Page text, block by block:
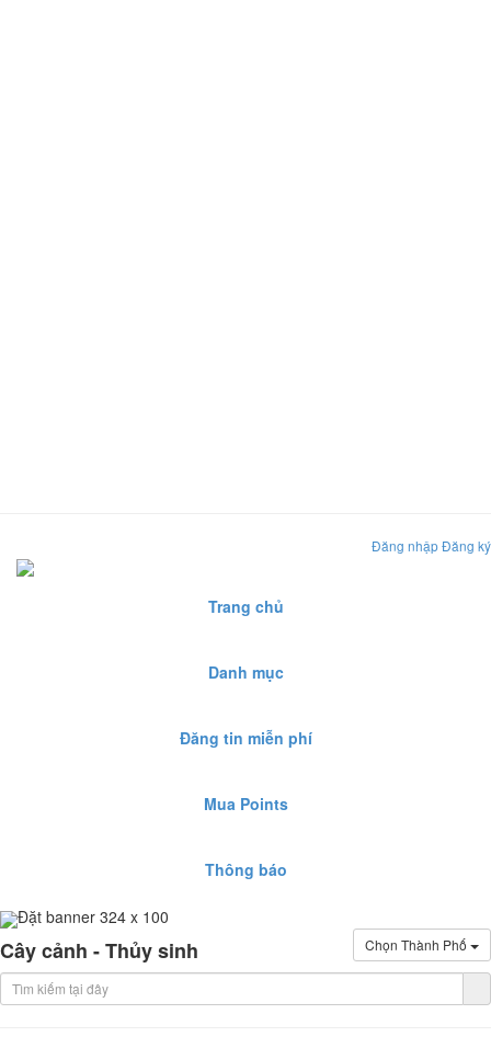
Đăng nhậpĐăng ký
Trang chủ
Danh mục
Đăng tin miễn phí
Mua Points
Thông báo
Đặt banner 324 x 100
Cây cảnh - Thủy sinh Chọn Thành Phố